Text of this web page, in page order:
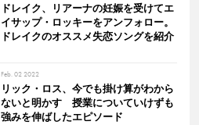
ドレイク、リアーナの妊娠を受けてエ
イサップ・ロッキーをアンフォロー。
ドレイクのオススメ失恋ソングを紹介
Feb. 02 2022
リック・ロス、今でも掛け算がわから
ないと明かす 授業についていけずも
強みを伸ばしたエピソード